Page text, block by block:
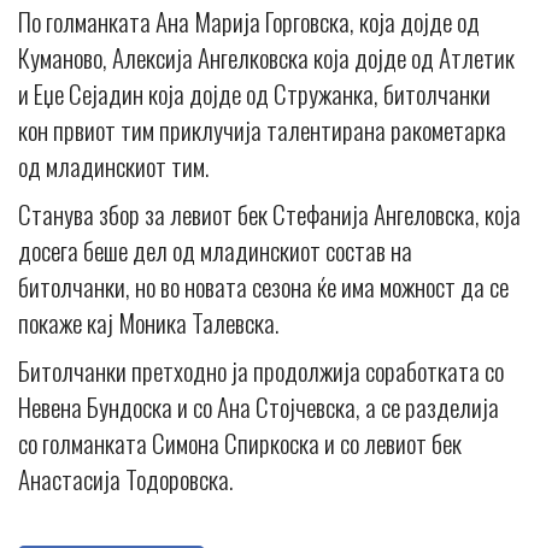
По голманката Ана Марија Горговска, која дојде од
Куманово, Алексија Ангелковска која дојде од Атлетик
и Еџе Сејадин која дојде од Стружанка, битолчанки
кон првиот тим приклучија талентирана ракометарка
од младинскиот тим.
Станува збор за левиот бек Стефанија Ангеловска, која
досега беше дел од младинскиот состав на
битолчанки, но во новата сезона ќе има можност да се
покаже кај Моника Талевска.
Битолчанки претходно ја продолжија соработката со
Невена Бундоска и со Ана Стојчевска, а се разделија
со голманката Симона Спиркоска и со левиот бек
Анастасија Тодоровска.